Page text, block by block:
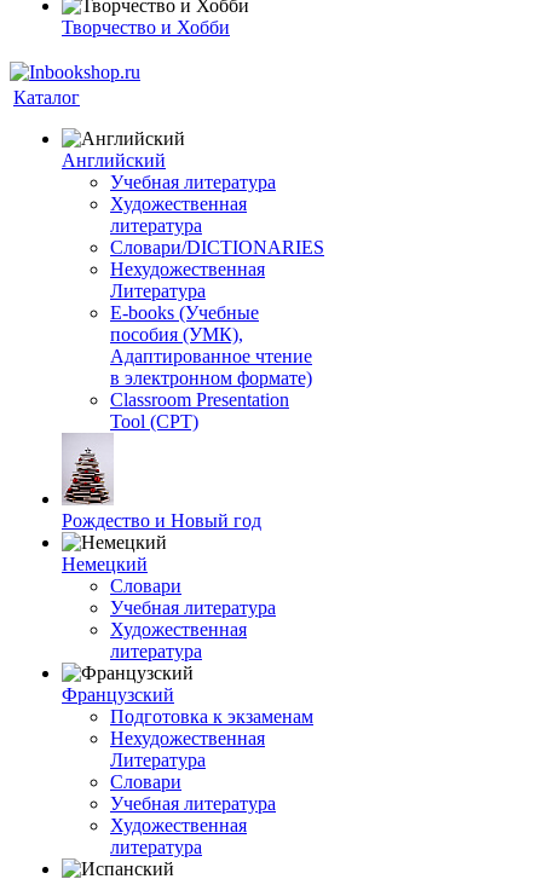
Творчество и Хобби
Каталог
Английский
Учебная литература
Художественная
литература
Словари/DICTIONARIES
Нехудожественная
Литература
E-books (Учебные
пособия (УМК),
Адаптированное чтение
в электронном формате)
Classroom Presentation
Tool (CPT)
Рождество и Новый год
Немецкий
Словари
Учебная литература
Художественная
литература
Французский
Подготовка к экзаменам
Нехудожественная
Литература
Словари
Учебная литература
Художественная
литература